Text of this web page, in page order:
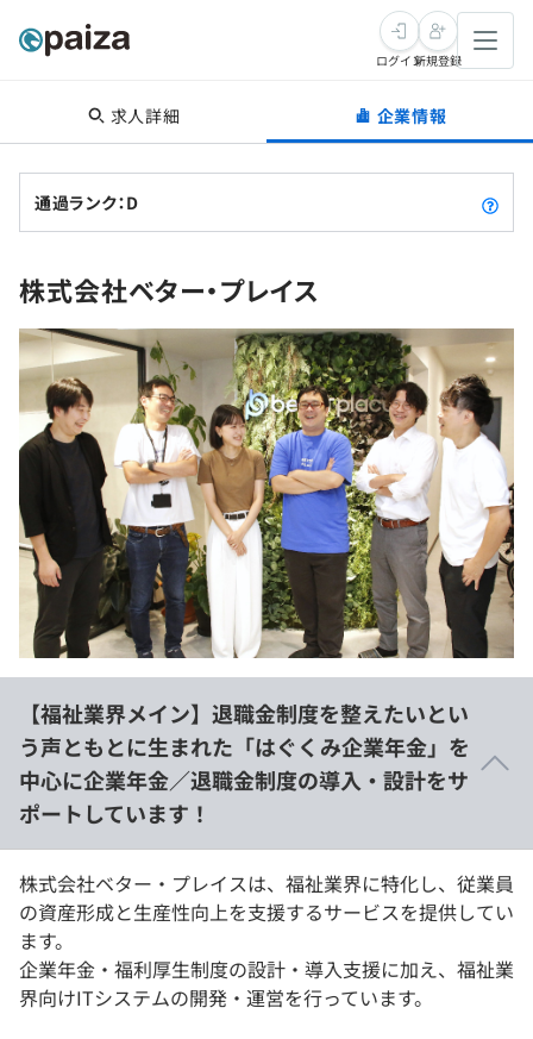
転職・キャリア
転職成功ガイド
転職エージェント
インタビュー
転職成功ガイド
新卒就活
求人検索
本選考
インターン
新卒エージェント
イベント・セミナー
インタビュー
学習
講座一覧
問題集
4択課題
ナレッジ
リファレンス
プラン
個人向けプラン
法人向けプラン
契約内容・クーポン
スキルチェック
プログラミング言語
評価結果一覧
再チャレンジ結果一覧
ゲーム・マンガ
メディア
Tech Team Journal
paiza times
note
paizaとは？
ログイン新規登録
求人詳細 企業情報
通過ランク：D
株式会社ベター・プレイス
【福祉業界メイン】退職金制度を整えたいとい
う声ともとに生まれた「はぐくみ企業年金」を
中心に企業年金／退職金制度の導入・設計をサ
ポートしています！
株式会社ベター・プレイスは、福祉業界に特化し、従業員
の資産形成と生産性向上を支援するサービスを提供してい
ます。
企業年金・福利厚生制度の設計・導入支援に加え、福祉業
界向けITシステムの開発・運営を行っています。